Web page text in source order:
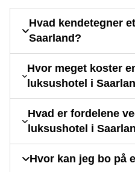
Hvad kendetegner
Saarland?
Hvor meget koster
luksushotel i
Hvad er fordelene
luksushotel i
Hvor kan jeg bo på